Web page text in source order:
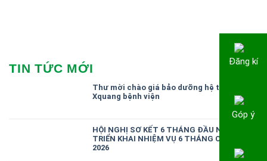
TIN TỨC MỚI
Thư mời chào giá bảo dưỡng hệ thống
Xquang bệnh viện
HỘI NGHỊ SƠ KẾT 6 THÁNG ĐẦU NĂM,
TRIỂN KHAI NHIỆM VỤ 6 THÁNG CUỐI NĂM
2026
Đăng kí
Góp ý